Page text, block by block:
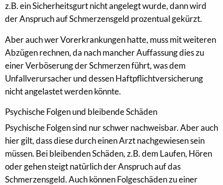
z.B. ein Sicherheitsgurt nicht angelegt wurde, dann wird
der Anspruch auf Schmerzensgeld prozentual gekürzt.
Aber auch wer Vorerkrankungen hatte, muss mit weiteren
Abzügen rechnen, da nach mancher Auffassung dies zu
einer Verböserung der Schmerzen führt, was dem
Unfallverursacher und dessen Haftpflichtversicherung
nicht angelastet werden könnte.
Psychische Folgen und bleibende Schäden
Psychische Folgen sind nur schwer nachweisbar. Aber auch
hier gilt, dass diese durch einen Arzt nachgewiesen sein
müssen. Bei bleibenden Schäden, z.B. dem Laufen, Hören
oder gehen steigt natürlich der Anspruch auf das
Schmerzensgeld. Auch können Folgeschäden zu einer